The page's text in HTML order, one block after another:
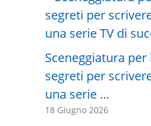
Sceneggiatura
segreti per
una serie …
18 Giugno 2026